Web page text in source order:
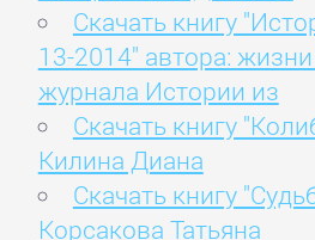
Скачать книгу
13-2014" автора:
журнала Истории из
Скачать книгу
Килина Диана
Скачать книгу
Корсакова Татьяна